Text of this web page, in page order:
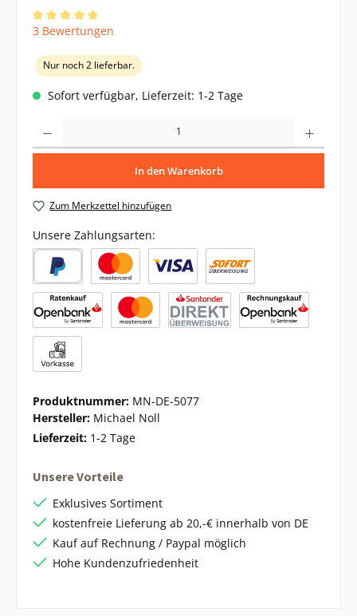
Durchschnittliche Bewertung von 5 von 5 Sternen
3 Bewertungen
Nur noch 2 lieferbar.
Sofort verfügbar, Lieferzeit: 1-2 Tage
In den Warenkorb
Zum Merkzettel hinzufügen
Unsere Zahlungsarten:
Produktnummer: MN-DE-5077
Hersteller: Michael Noll
Lieferzeit: 1-2 Tage
Unsere Vorteile
Exklusives Sortiment
kostenfreie Lieferung ab 20,-€ innerhalb von DE
Kauf auf Rechnung / Paypal möglich
Hohe Kundenzufriedenheit